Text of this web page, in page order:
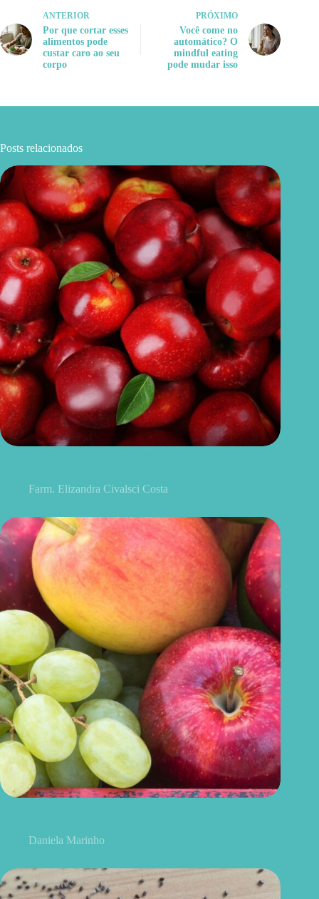
ANTERIOR
Por que cortar esses
alimentos pode
custar caro ao seu
corpo
PRÓXIMO
Você come no
automático? O
mindful eating
pode mudar isso
Posts relacionados
Farm. Elizandra Civalsci Costa
Daniela Marinho